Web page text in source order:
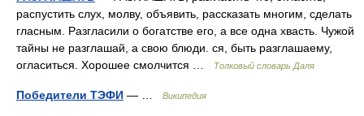
распустить слух, молву, объявить, рассказать многим, сделать
гласным. Разгласили о богатстве его, а все одна хвасть. Чужой
тайны не разглашай, а свою блюди. ся, быть разглашаему,
огласиться. Хорошее смолчится …
Толковый словарь Даля
Победители ТЭФИ — … Википедия